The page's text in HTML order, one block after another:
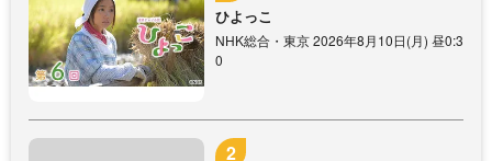
ひよっこ
NHK総合・東京 2026年8月10日(月) 昼0:3
0